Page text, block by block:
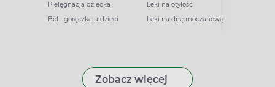
Pielęgnacja dziecka
Ból i gorączka u dzieci
Leki na otyłość
Leki na dnę moczanową
Zobacz więcej